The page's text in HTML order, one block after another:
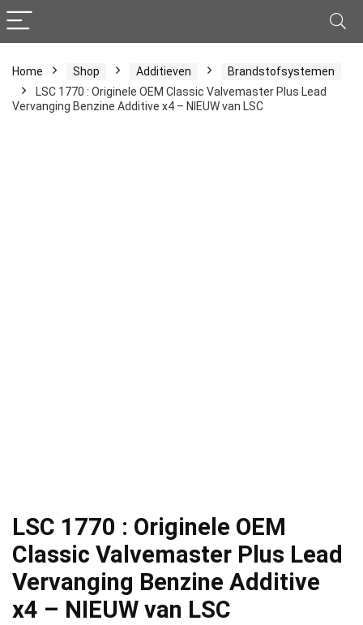
Home Shop Additieven
Brandstofsystemen
LSC 1770 : Originele OEM Classic Valvemaster Plus Lead
Vervanging Benzine Additive x4 – NIEUW van LSC
LSC 1770 : Originele OEM
Classic Valvemaster Plus Lead
Vervanging Benzine Additive
x4 – NIEUW van LSC